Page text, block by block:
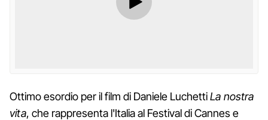
Ottimo esordio per il film di Daniele LuchettiLa nostra
vita, che rappresenta l'Italia al Festival di Cannes e